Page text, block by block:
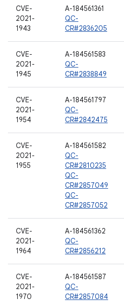
CVE-
2021-
1943
A-184561361
QC-
CR#2836205
CVE-
2021-
1945
A-184561583
QC-
CR#2838849
CVE-
2021-
1954
A-184561797
QC-
CR#2842475
CVE-
2021-
1955
A-184561582
QC-
CR#2810235
QC-
CR#2857049
QC-
CR#2857052
CVE-
2021-
1964
A-184561362
QC-
CR#2856212
CVE-
2021-
1970
A-184561587
QC-
CR#2857084